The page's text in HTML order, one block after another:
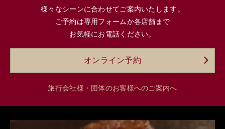
様々なシーンに合わせてご案内いたします。
ご予約は専用フォームか各店舗まで
お気軽にお電話ください。
オンライン予約
旅行会社様・団体のお客様へのご案内へ